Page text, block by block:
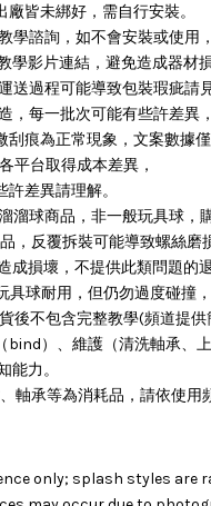
皆未綁好，需自行安裝。
學諮詢，如不會安裝或使用，
影片連結，避免造成器材
送過程可能導致包裝瑕疵請見
，每一批次可能有些許差異，
痕為正常現象，文案數據僅
平台取得成本差異，
差異請理解。
溜球商品，非一般玩具球，
，反覆拆裝可能導致螺絲磨
成損壞， 不提供此類問題的
具球耐用，但仍勿過度碰撞
後不包含完整教學(頻道提供
bind）、維護（清洗軸承、
能力。
軸承等為消耗品，請依使用
only; splash styles are